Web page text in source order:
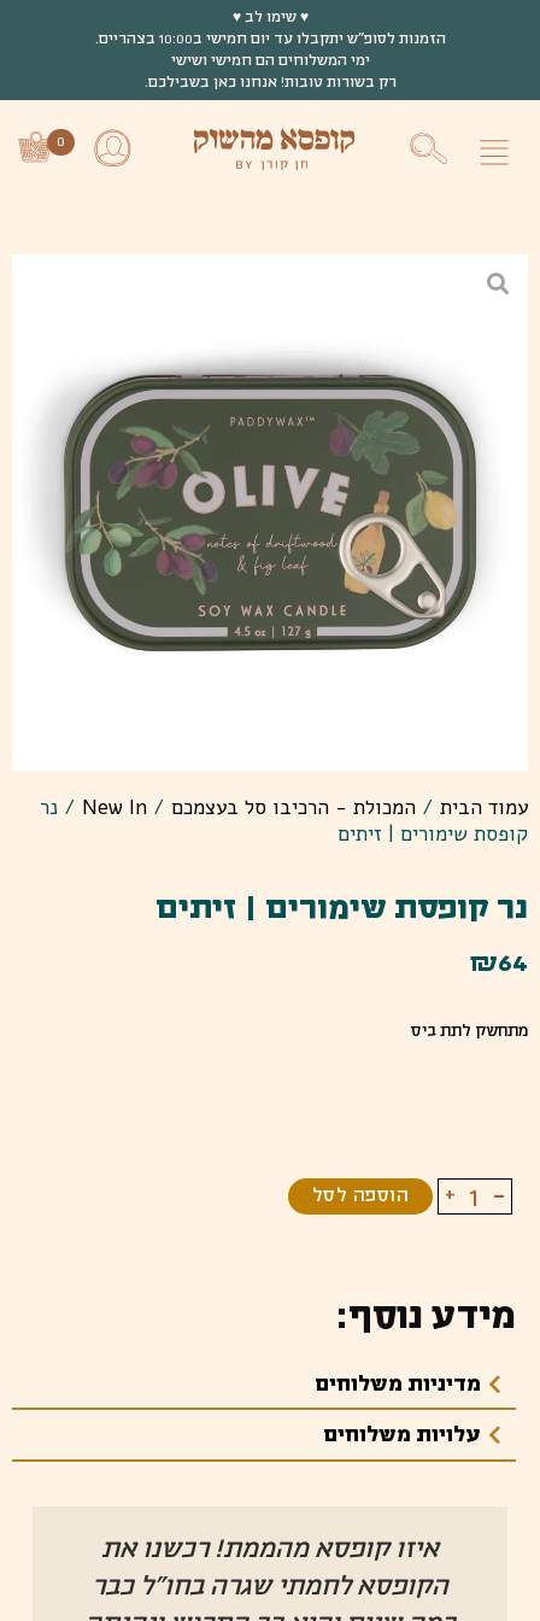
♥ שימו לב ♥
הזמנות לסופ״ש יתקבלו עד יום חמישי ב10:00 בצהריים.
ימי המשלוחים הם חמישי ושישי
רק בשורות טובות! אנחנו כאן בשבילכם.
0
♥ שימו לב ♥
הזמנות לסופ״ש יתקבלו עד יום חמישי ב10:00 בצהריים.
ימי המשלוחים הם חמישי ושישי
רק בשורות טובות! אנחנו כאן בשבילכם.
0
עמוד הבית / המכולת - הרכיבו סל בעצמכם /
New In / נר
קופסת שימורים | זיתים
נר קופסת שימורים | זיתים
₪64
מתחשק לתת ביס
-
+ הוספה לסל
מידע נוסף:
מדיניות משלוחים
עלויות משלוחים
חן, אם לא היה אותך היה צריך
להמציא אותך!! כל חודש אנחנו